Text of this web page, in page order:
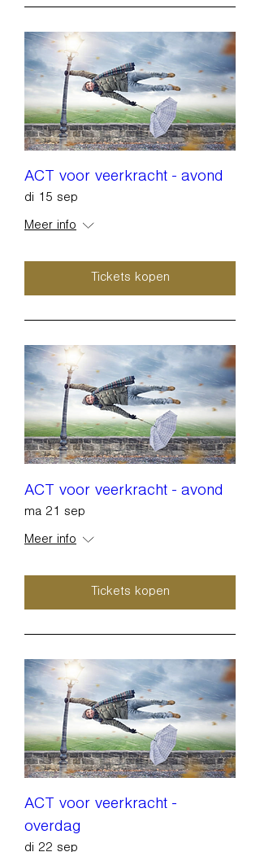
ACT voor veerkracht - avond
di 15 sep
Meer info
Tickets kopen
ACT voor veerkracht - avond
ma 21 sep
Meer info
Tickets kopen
ACT voor veerkracht -
overdag
di 22 sep